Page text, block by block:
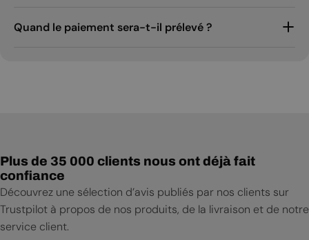
Quand le paiement sera-t-il prélevé ?
Plus de 35 000 clients nous ont déjà fait
confiance
Découvrez une sélection d’avis publiés par nos clients sur
Trustpilot à propos de nos produits, de la livraison et de notre
service client.